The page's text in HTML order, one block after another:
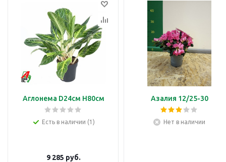
Аглонема D24см H80см
Есть в наличии (1)
9 285 руб.
Азалия 12/25-30
Нет в наличии